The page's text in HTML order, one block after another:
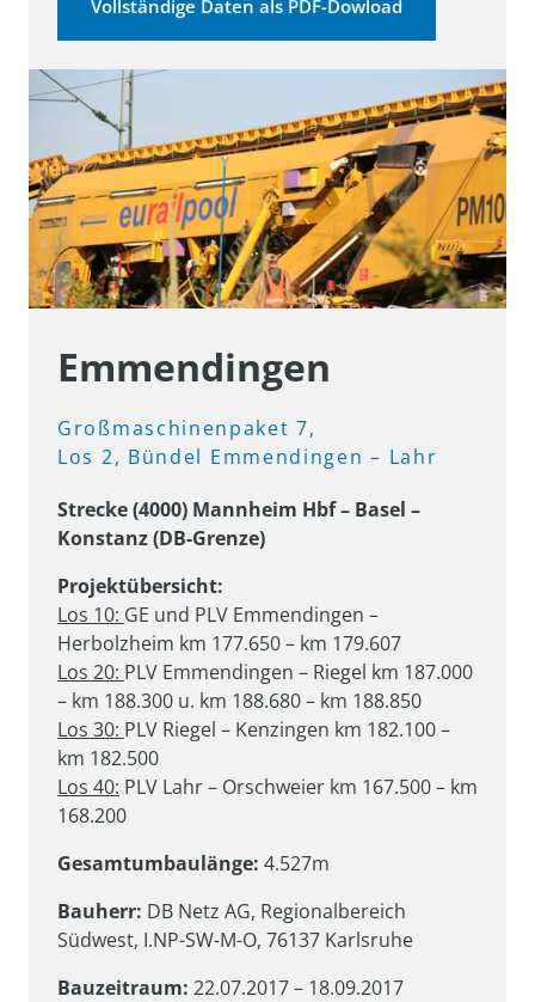
Vollständige Daten als PDF-Dowload
Emmendingen
Großmaschinenpaket 7,
Los 2, Bündel Emmendingen – Lahr
Strecke (4000) Mannheim Hbf – Basel –
Konstanz (DB-Grenze)
Los 10: GE und PLV Emmendingen –
Los 20: PLV Emmendingen – Riegel km 187.000
Los 30: PLV Riegel – Kenzingen km 182.100 –
Los 40: PLV Lahr – Orschweier km 167.500 – km
168.200
Gesamtumbaulänge: 4.527m
Bauherr: DB Netz AG, Regionalbereich
Südwest, I.NP-SW-M-O, 76137 Karlsruhe
Bauzeitraum: 22.07.2017 – 18.09.2017